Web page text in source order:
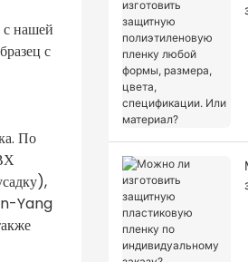
с нашей
с
По
Yang